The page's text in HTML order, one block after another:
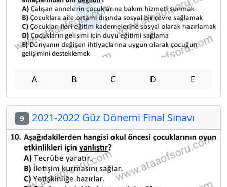
A B C D E
9 2021-2022 Güz Dönemi Final Sınavı